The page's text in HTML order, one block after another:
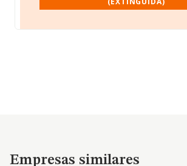
Empresas similares
Empresas similares